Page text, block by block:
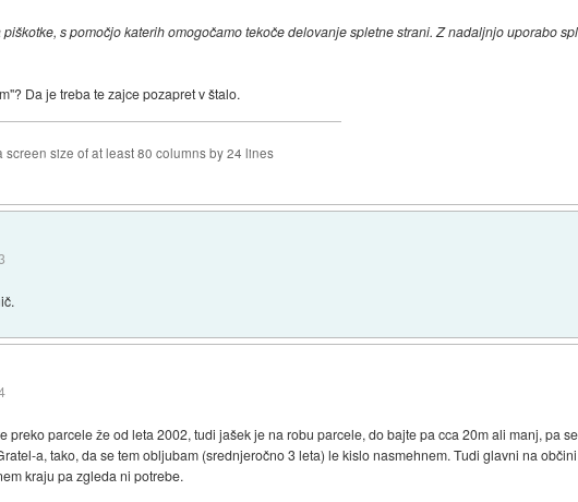
s pomočjo katerih omogočamo tekoče delovanje spletne strani. Z nadaljnjo uporabo
Da je treba te zajce pozapret v štalo.
screen size of at least 80 columns by 24 lines
preko parcele že od leta 2002, tudi jašek je na robu parcele, do bajte pa cca 20m ali manj, pa
a, tako, da se tem obljubam (srednjeročno 3 leta) le kislo nasmehnem. Tudi glavni na
kraju pa zgleda ni potrebe.